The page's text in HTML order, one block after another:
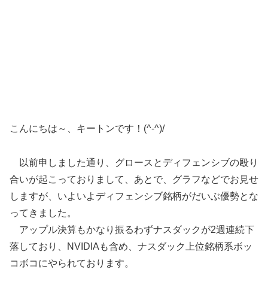
こんにちは～、キートンです！(^-^)/
以前申しました通り、グロースとディフェンシブの殴り
合いが起こっておりまして、あとで、グラフなどでお見せ
しますが、いよいよディフェンシブ銘柄がだいぶ優勢とな
ってきました。
アップル決算もかなり振るわずナスダックが2週連続下
落しており、NVIDIAも含め、ナスダック上位銘柄系ボッ
コボコにやられております。